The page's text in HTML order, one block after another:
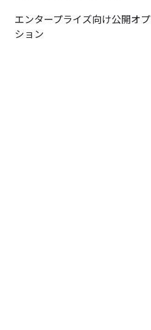
エンタープライズ向け公開オプ
ション